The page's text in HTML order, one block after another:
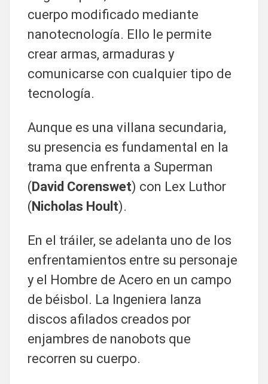
cuerpo modificado mediante
nanotecnología. Ello le permite
crear armas, armaduras y
comunicarse con cualquier tipo de
tecnología.
Aunque es una villana secundaria,
su presencia es fundamental en la
trama que enfrenta a Superman
(David Corenswet) con Lex Luthor
(Nicholas Hoult).
En el tráiler, se adelanta uno de los
enfrentamientos entre su personaje
y el Hombre de Acero en un campo
de béisbol. La Ingeniera lanza
discos afilados creados por
enjambres de nanobots que
recorren su cuerpo.